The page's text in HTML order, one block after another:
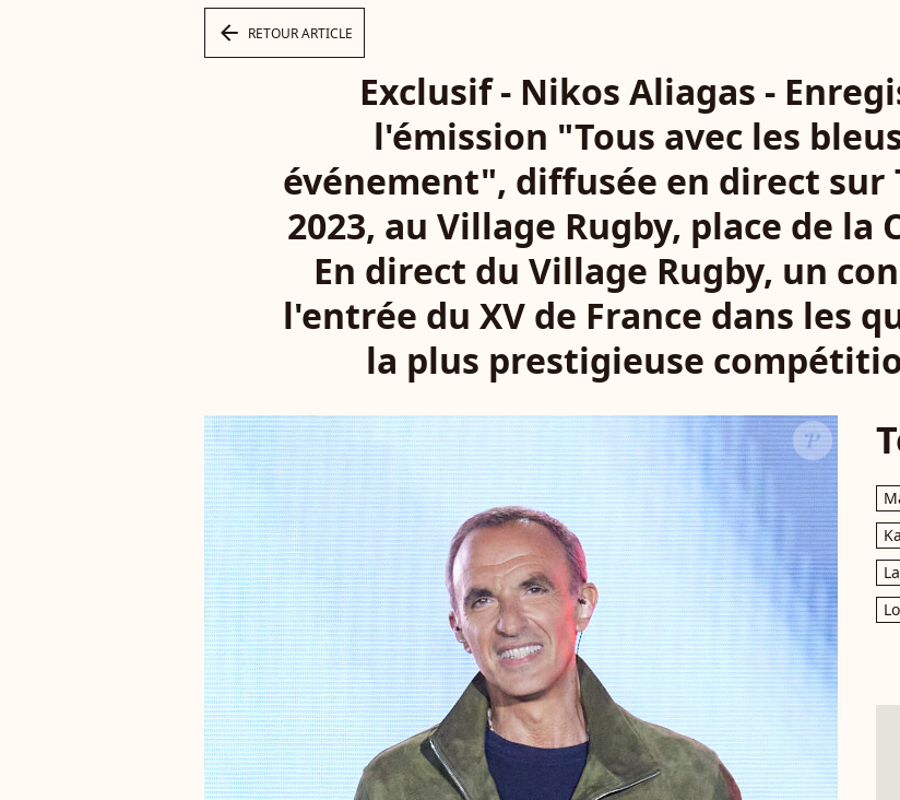
arrow_left RETOUR ARTICLE
Exclusif - Nikos Aliagas -
l'émission "Tous avec les
événement", diffusée en direct sur
2023, au Village Rugby, place de la
En direct du Village Rugby, un
l'entrée du XV de France dans les
la plus prestigieuse